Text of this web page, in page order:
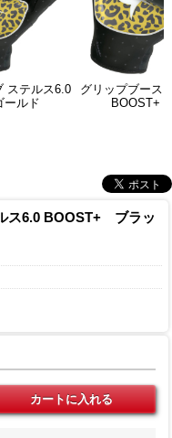
ステルス6.0
ールド
グリップブース
BOOST+
ス6.0 BOOST+ ブラッ